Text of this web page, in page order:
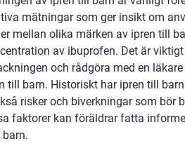
mätningar som ger insikt om
mellan olika märken av ipren till
av ibuprofen. Det är
och rådgöra med en
till barn. Historiskt har ipren till
risker och biverkningar som bör
faktorer kan föräldrar fatta